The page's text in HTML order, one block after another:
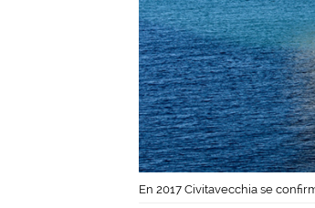
En 2017 Civitavecchia se